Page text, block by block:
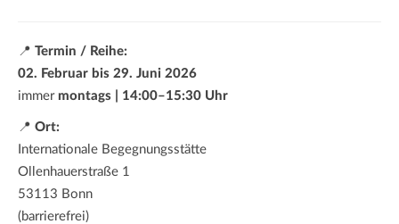
📍 Termin / Reihe:
02. Februar bis 29. Juni 2026
immer montags | 14:00–15:30 Uhr
📍 Ort:
Internationale Begegnungsstätte
Ollenhauerstraße 1
53113 Bonn
(barrierefrei)